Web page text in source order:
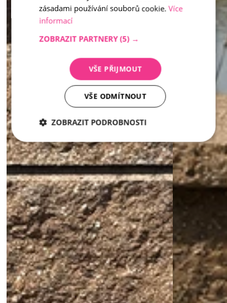
zásadami používání souborů cookie. Více
informací
ZOBRAZIT PARTNERY (5) →
VŠE PŘIJMOUT
VŠE ODMÍTNOUT
ZOBRAZIT PODROBNOSTI
Nezbytně
nutné
soubory
Analytika Marketing
Nezbytně nutné soubory
Analytika
Marketing
Nezbytně nutné soubory cookie umožňují základní
funkce webových stránek, jako je přihlášení
uživatele a správa účtu. Webové stránky nelze bez
nezbytně nutných souborů cookie správně používat.